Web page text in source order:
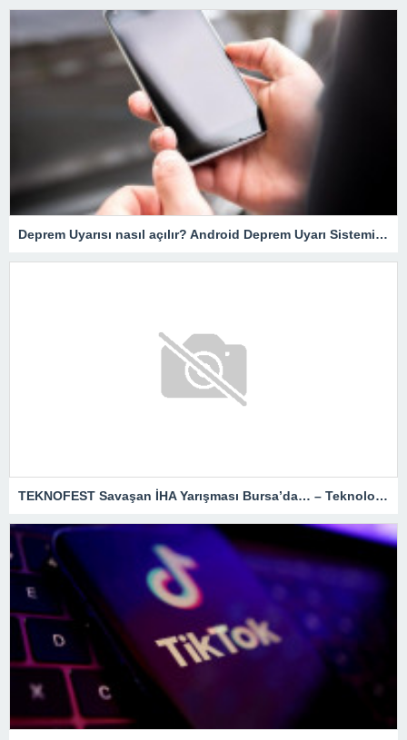
Deprem Uyarısı nasıl açılır? Android Deprem Uyarı Sistemi Nasıl Çalışır? İOS, iPhone… Deprem Uyarı sistemi nedir?
TEKNOFEST Savaşan İHA Yarışması Bursa’da… – Teknoloji Haberleri